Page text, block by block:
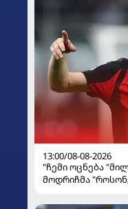
13:00/08-08-2026
"ჩემი ოცნება
მოდრიჩმა